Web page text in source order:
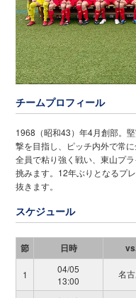
チームプロフィール
1968（昭和43）年4月創部。
撃を目指し、ピッチ内外で常
全員で粘り強く戦い、東山プ
挑みます。12年ぶりとなるプ
抜きます。
スケジュール
節 日時
1
04/05
13:00
名